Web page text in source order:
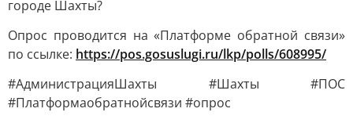
городе Шахты?
Опрос проводится на «Платформе обратной связи»
по ссылке: https://pos.gosuslugi.ru/lkp/polls/608995/
#АдминистрацияШахты #Шахты #ПОС
#Платформаобратнойсвязи #опрос